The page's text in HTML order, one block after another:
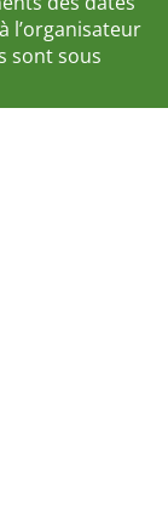
l’organisateur
sont sous